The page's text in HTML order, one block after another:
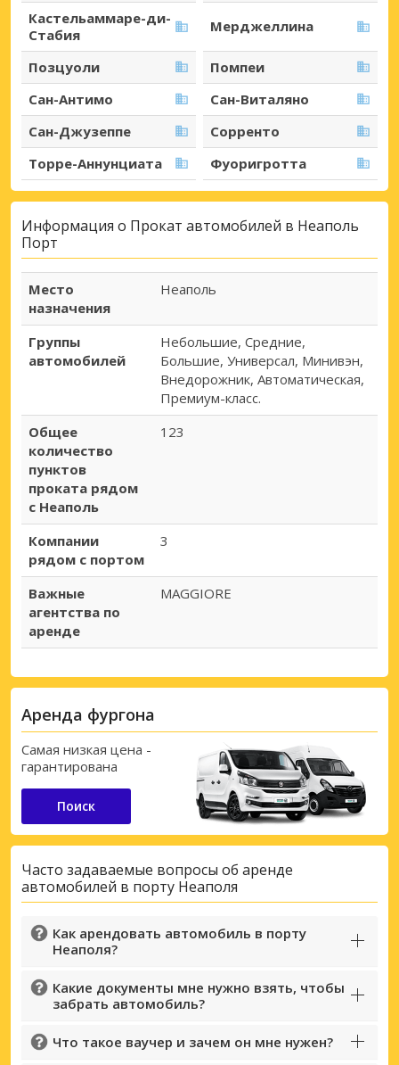
Кастельаммаре-ди-
Стабия
Мерджеллина
Позцуоли
Помпеи
Сан-Антимо
Сан-Виталяно
Сан-Джузеппе
Сорренто
Торре-Аннунциата
Фуоригротта
Информация о Прокат автомобилей в Неаполь
Порт
Место
назначения
Неаполь
Группы
автомобилей
Небольшие, Средние,
Большие, Универсал, Минивэн,
Внедорожник, Автоматическая,
Премиум-класс.
Общее
количество
пунктов
проката рядом
с Неаполь
123
Компании
рядом с портом
3
Важные
агентства по
аренде
MAGGIORE
Аренда фургона
Самая низкая цена -
гарантирована
Поиск
Часто задаваемые вопросы об аренде
автомобилей в порту Неаполя
Как арендовать автомобиль в порту
Неаполя?
Какие документы мне нужно взять, чтобы
забрать автомобиль?
Что такое ваучер и зачем он мне нужен?